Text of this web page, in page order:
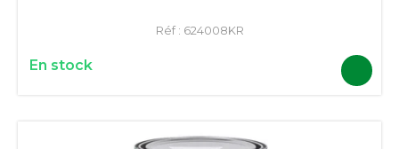
Réf : 624008KR
En stock